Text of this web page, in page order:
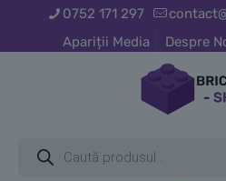
0752 171 297
Apariții Media
Despre
search